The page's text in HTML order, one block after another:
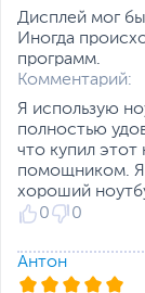
Количество
USB 2.0
Количество
USB 3.0/ USB
1
Количество
USB Type-C
USB Type-C
Сетевые
Дисплей мог
Иногда
программ.
Комментарий:
Я использую
полностью
что купил
помощником. Я
хороший
0
0
Антон